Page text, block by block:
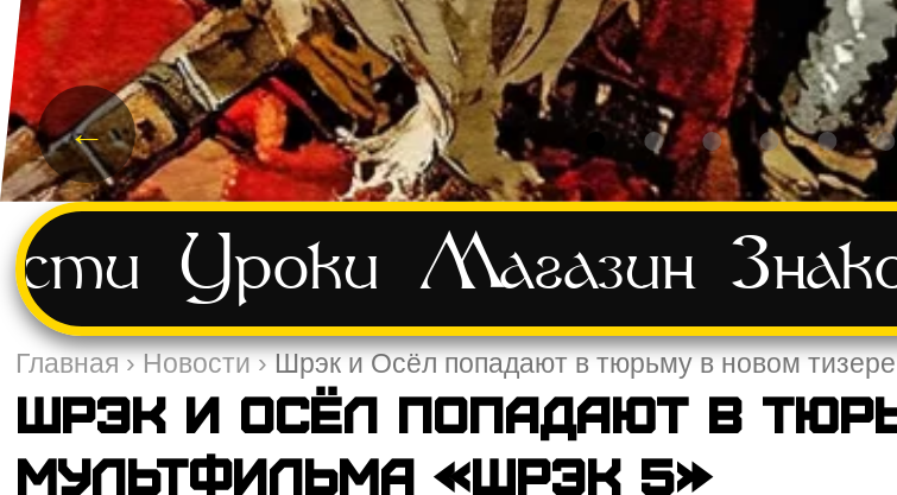
←
Уроки Магазин
Главная›Новости›Шрэк и Осёл попадают в тюрьму в новом
Шрэк и Осёл попадают в
мультфильма «Шрэк 5»